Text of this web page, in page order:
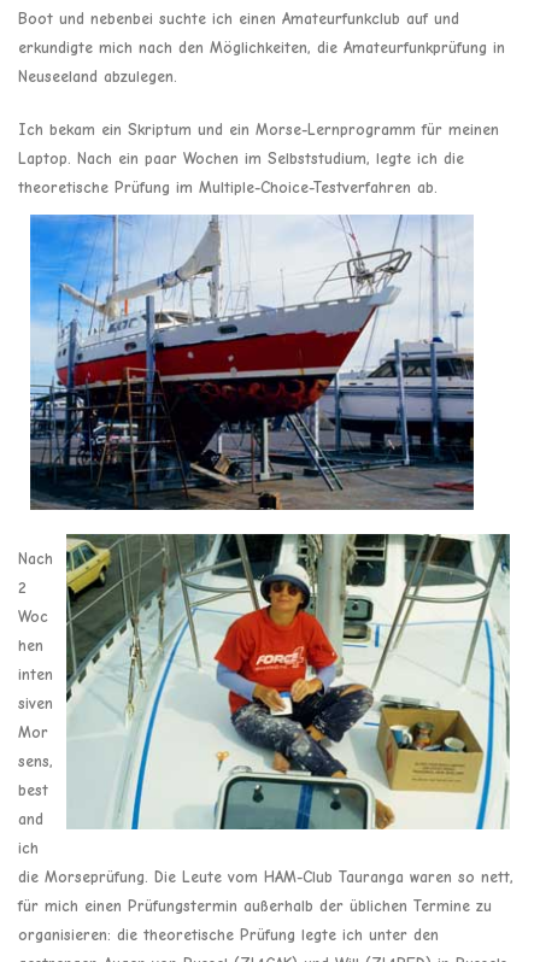
Boot und nebenbei suchte ich einen Amateurfunkclub auf und
erkundigte mich nach den Möglichkeiten, die Amateurfunkprüfung in
Neuseeland abzulegen.
Ich bekam ein Skriptum und ein Morse-Lernprogramm für meinen
Laptop. Nach ein paar Wochen im Selbststudium, legte ich die
theoretische Prüfung im Multiple-Choice-Testverfahren ab.
Nach
2
Woc
hen
inten
siven
Mor
sens,
best
and
ich
die Morseprüfung. Die Leute vom HAM-Club Tauranga waren so nett,
für mich einen Prüfungstermin außerhalb der üblichen Termine zu
organisieren: die theoretische Prüfung legte ich unter den